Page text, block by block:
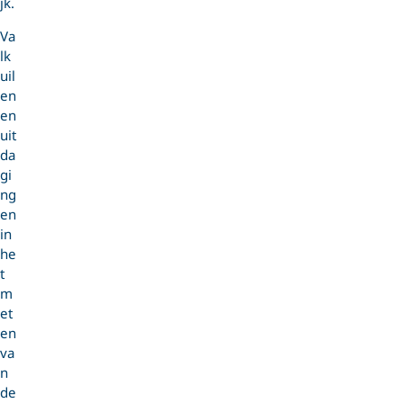
Va
lk
uil
en
en
uit
da
gi
ng
en
in
he
t
m
et
en
va
n
de